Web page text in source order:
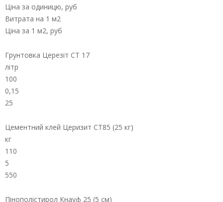
Ціна за одиницю, руб
Витрата на 1 м2
Ціна за 1 м2, руб
Грунтовка Церезіт СТ 17
літр
100
0,15
25
Цементний клей Церизит СТ85 (25 кг)
кг
110
5
550
Пінополістирол Кнауф 25 (5 см)